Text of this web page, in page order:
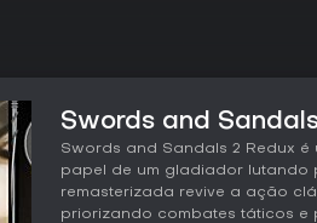
Swords and
Swords and Sandals 2 Redux é
papel de um gladiador lutando
remasterizada revive a ação
priorizando combates táticos e